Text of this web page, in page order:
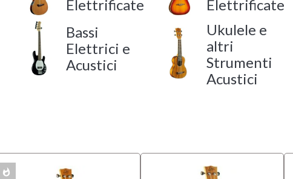
Elettrificate
Elettrificate
Bassi
Elettrici e
Acustici
Ukulele e
altri
Strumenti
Acustici
whatshot